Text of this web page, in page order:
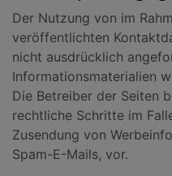
Der Nutzung von im
veröffentlichten
nicht ausdrücklich
Informationsmaterialien
Die Betreiber der Seiten
rechtliche Schritte im
Zusendung von
Spam-E-Mails, vor.